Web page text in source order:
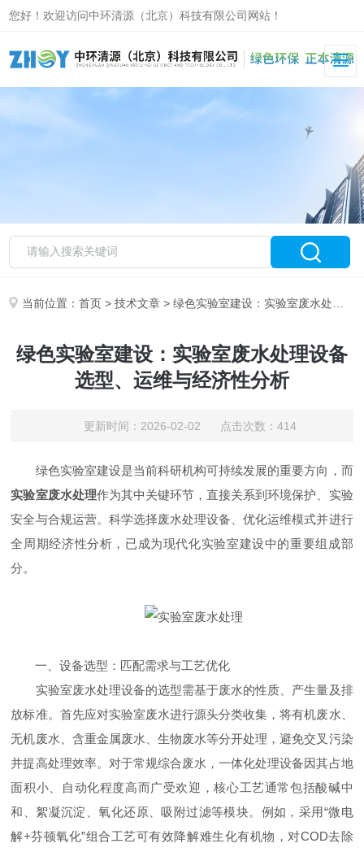
您好！欢迎访问中环清源（北京）科技有限公司网站！
当前位置：首页 >技术文章 > 绿色实验室建设：实验室废水处理设备选型、运维与经济性分析
绿色实验室建设：实验室废水处理设备
选型、运维与经济性分析
更新时间：2026-02-02 点击次数：414
绿色实验室建设是当前科研机构可持续发展的重要方向，而
实验室废水处理作为其中关键环节，直接关系到环境保护、实验
安全与合规运营。科学选择废水处理设备、优化运维模式并进行
全周期经济性分析，已成为现代化实验室建设中的重要组成部
分。
一、设备选型：匹配需求与工艺优化
实验室废水处理设备的选型需基于废水的性质、产生量及排
放标准。首先应对实验室废水进行源头分类收集，将有机废水、
无机废水、含重金属废水、生物废水等分开处理，避免交叉污染
并提高处理效率。对于常规综合废水，一体化处理设备因其占地
面积小、自动化程度高而广受欢迎，核心工艺通常包括酸碱中
和、絮凝沉淀、氧化还原、吸附过滤等模块。例如，采用“微电
解+芬顿氧化”组合工艺可有效降解难生化有机物，对COD去除